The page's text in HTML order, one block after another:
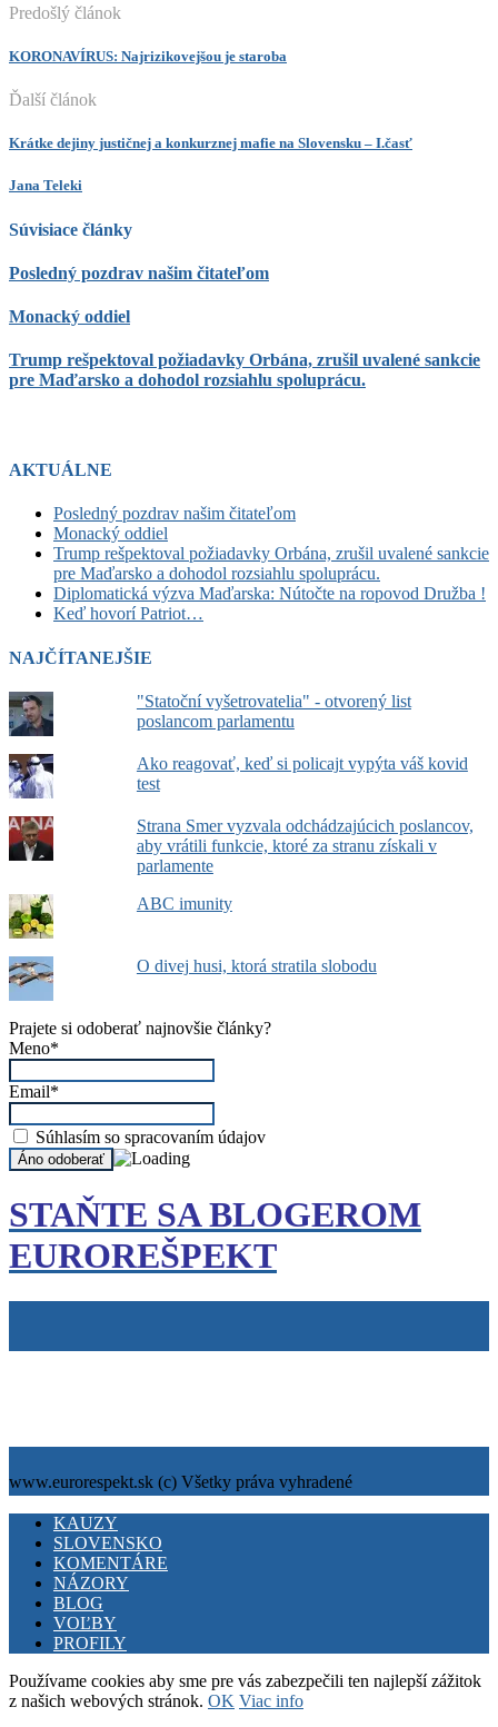
Predošlý článok
KORONAVÍRUS: Najrizikovejšou je staroba
Ďalší článok
Krátke dejiny justičnej a konkurznej mafie na Slovensku – I.časť
Jana Teleki
Súvisiace články
Posledný pozdrav našim čitateľom
Monacký oddiel
Trump rešpektoval požiadavky Orbána, zrušil uvalené sankcie
pre Maďarsko a dohodol rozsiahlu spoluprácu.
AKTUÁLNE
Posledný pozdrav našim čitateľom
Monacký oddiel
Trump rešpektoval požiadavky Orbána, zrušil uvalené sankcie
pre Maďarsko a dohodol rozsiahlu spoluprácu.
Diplomatická výzva Maďarska: Nútočte na ropovod Družba !
Keď hovorí Patriot…
NAJČÍTANEJŠIE
"Statoční vyšetrovatelia" - otvorený list
poslancom parlamentu
Ako reagovať, keď si policajt vypýta váš kovid
test
Strana Smer vyzvala odchádzajúcich poslancov,
aby vrátili funkcie, ktoré za stranu získali v
parlamente
ABC imunity
O divej husi, ktorá stratila slobodu
Prajete si odoberať najnovšie články?
Meno*
Email*
Súhlasím so spracovaním údajov
STAŇTE SA BLOGEROM
EUROREŠPEKT
www.eurorespekt.sk (c) Všetky práva vyhradené
Facebook
Twitter
YoutubeKAUZY
SLOVENSKO
KOMENTÁRE
NÁZORY
BLOG
VOĽBY
PROFILY
Používame cookies aby sme pre vás zabezpečili ten najlepší zážitok
z našich webových stránok. OK Viac info